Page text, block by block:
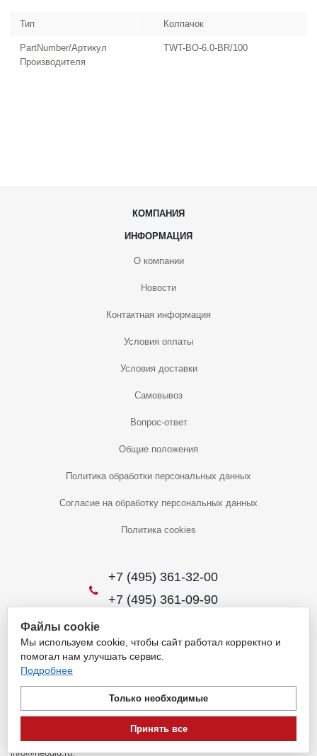
Тип Колпачок
PartNumber/Артикул
Производителя
TWT-BO-6.0-BR/100
КОМПАНИЯ
ИНФОРМАЦИЯ
О компании
Новости
Контактная информация
Условия оплаты
Условия доставки
Самовывоз
Вопрос-ответ
Общие положения
Политика обработки персональных данных
Согласие на обработку персональных данных
Политика cookies
+7 (495) 361-32-00
+7 (495) 361-09-90
2026 © Уникальный интернет-магазин
Обращаем ваше внимание на то, что данный интернет-сайт носит
не является публичной офертой, определяемой положениями
пункта 1 статьи 437 Гражданского кодекса Российской Федерации.
Для получения подробной информации о наличии и стоимости
указанных товаров и (или) услуг, пожалуйста, обращайтесь на
info@neogid.ru.
Файлы cookie
Мы используем cookie, чтобы сайт работал корректно и
помогал нам улучшать сервис.
Подробнее
Только необходимые
Принять все